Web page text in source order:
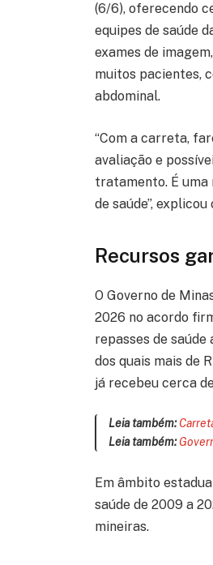
(6/6), oferecendo
equipes de saúde
exames de
muitos pacientes,
abdominal.
“Com a carreta,
avaliação e
tratamento. É
de saúde”,
Recursos
O Governo de
2026 no acordo
repasses de saúde
dos quais mais de
já recebeu cerca
Leia também:
Leia também:
Em âmbito
saúde de 2009 a
mineiras.